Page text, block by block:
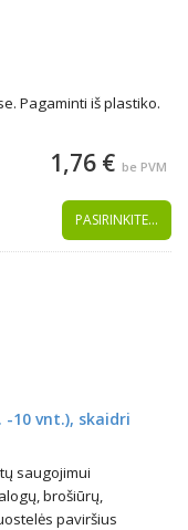
Pagaminti iš plastiko.
1,76 € be PVM
PASIRINKITE...
-10 vnt.), skaidri
saugojimui
brošiūrų,
paviršius